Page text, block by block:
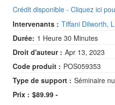
Crédit disponible - Cliquez ici
Intervenants : Tiffani Dilworth,
Durée: 1 Heure 30 Minutes
Droit d'auteur : Apr 13, 2023
Code produit : POS059353
Type de support : Séminaire
Prix : $89.99 -